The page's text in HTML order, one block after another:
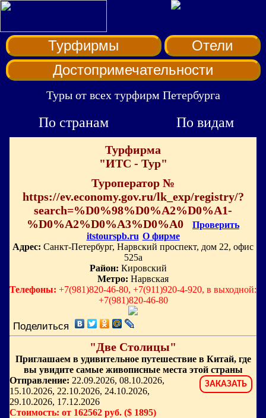
Турфирмы
Отели
Достопримечательности
Туры от всех турфирм Петербурга
По странам По видам
Турфирма
"ИТС - Тур"
Туроператор №
https://ev.economy.gov.ru/lk_exp/registry/?
search=%D0%98%D0%A2%D0%A1-
%D0%A2%D0%A3%D0%A0
Проверить
itstourspb.ru О фирме
Адрес: Санкт-Петербург, Нарвский проспект, дом 22, офис
525а
Район: Кировский
Метро: Нарвская
Телефоны: +7(981)820-46-80, +7(911)920-4-920, в выходной:
+7(981)820-46-80
Поделиться
"Две Столицы"
Приглашаем в удивительное путешествие в Китай, где
вы увидите самые живописные места этой страны
ЗАКАЗАТЬ
Отправление: 22.09.2026, 08.10.2026,
15.10.2026, 22.10.2026, 24.10.2026,
29.10.2026, 17.12.2026
Стоимость: от 162562 руб. ($ 1895)